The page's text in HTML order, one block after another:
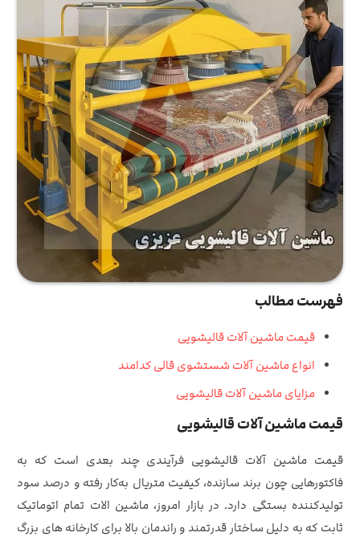
فهرست مطالب
قیمت ماشین آلات قالیشویی
انواع ماشین آلات شستشوی قالی کدامند
مزایای ماشین آلات قالیشویی
قیمت ماشین آلات قالیشویی
قیمت‌ ماشین‌ آلات قالیشویی فرآیندی چند بعدی است که به
فاکتورهایی چون برند سازنده، کیفیت متریال به‌کار رفته و درصد سود
تولیدکننده بستگی دارد. در بازار امروز، ماشین الات تمام‌ اتوماتیک
ثابت که به دلیل ساختار قدرتمند و راندمان بالا برای کارخانه های بزرگ